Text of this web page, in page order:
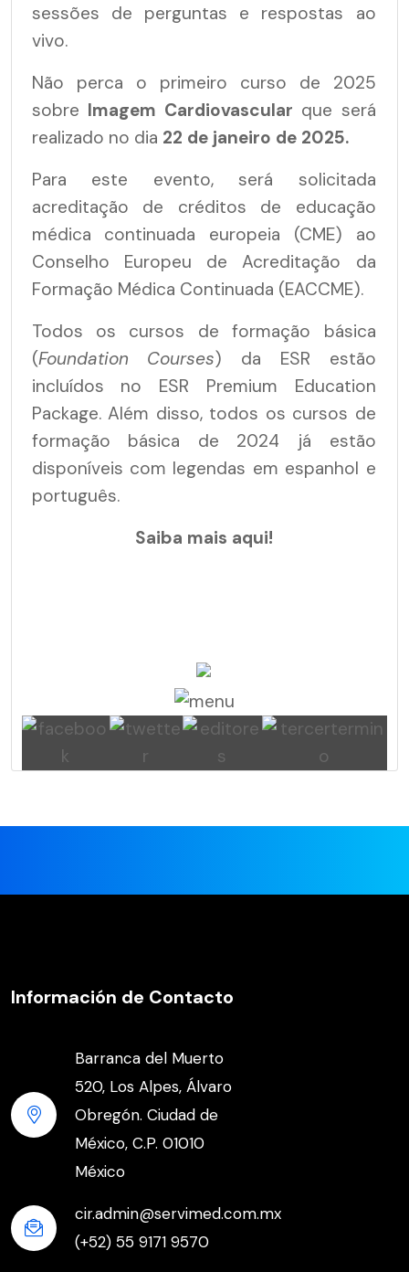
sessões de perguntas e respostas ao
vivo.
Não perca o primeiro curso de 2025
sobre Imagem Cardiovascular que será
realizado no dia 22 de janeiro de 2025.
Para este evento, será solicitada
acreditação de créditos de educação
médica continuada europeia (CME) ao
Conselho Europeu de Acreditação da
Formação Médica Continuada (EACCME).
Todos os cursos de formação básica
(Foundation Courses) da ESR estão
incluídos no ESR Premium Education
Package. Além disso, todos os cursos de
formação básica de 2024 já estão
disponíveis com legendas em espanhol e
português.
Saiba mais aqui!
Información de Contacto
Barranca del Muerto
520, Los Alpes, Álvaro
Obregón. Ciudad de
México, C.P. 01010
México
cir.admin@servimed.com.mx
(+52) 55 9171 9570